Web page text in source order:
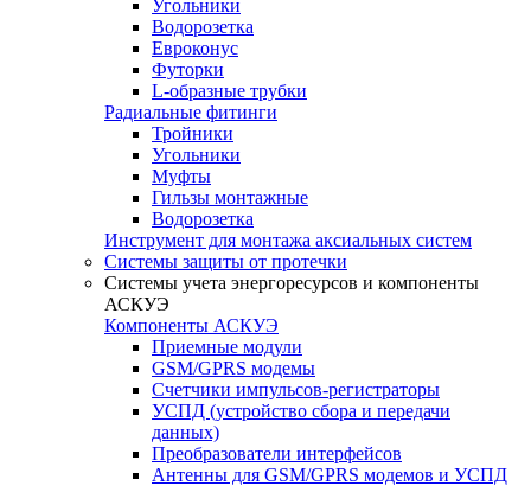
Угольники
Водорозетка
Евроконус
Футорки
L-образные трубки
Радиальные фитинги
Тройники
Угольники
Муфты
Гильзы монтажные
Водорозетка
Инструмент для монтажа аксиальных систем
Системы защиты от протечки
Системы учета энергоресурсов и компоненты
АСКУЭ
Компоненты АСКУЭ
Приемные модули
GSM/GPRS модемы
Счетчики импульсов-регистраторы
УСПД (устройство сбора и передачи
данных)
Преобразователи интерфейсов
Антенны для GSM/GPRS модемов и УСПД